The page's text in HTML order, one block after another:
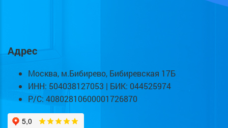
Адрес
Москва, м.Бибирево, Бибиревская 17Б
ИНН: 504038127053 | БИК: 044525974
Р/С: 40802810600001726870